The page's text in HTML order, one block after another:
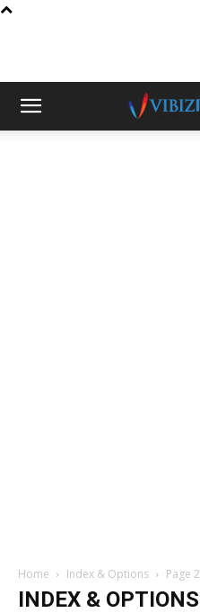
Home Index & Options Page 2
INDEX & OPTIONS